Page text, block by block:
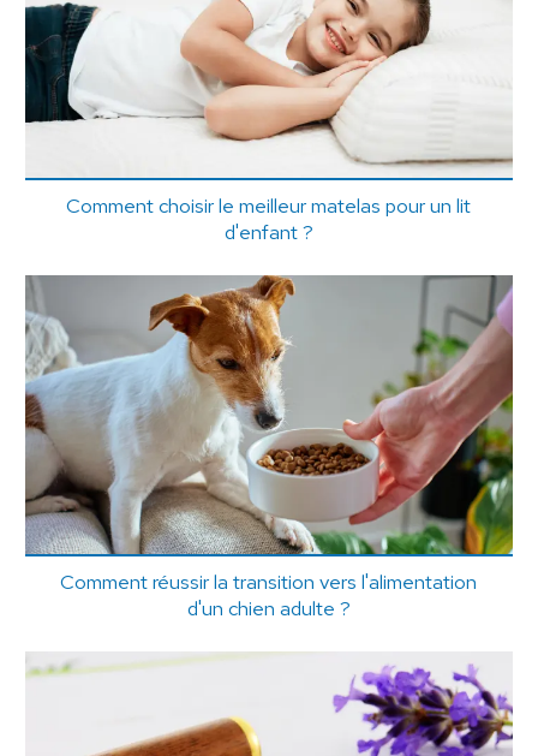
Comment choisir le meilleur matelas pour un lit
d'enfant ?
Comment réussir la transition vers l'alimentation
d'un chien adulte ?